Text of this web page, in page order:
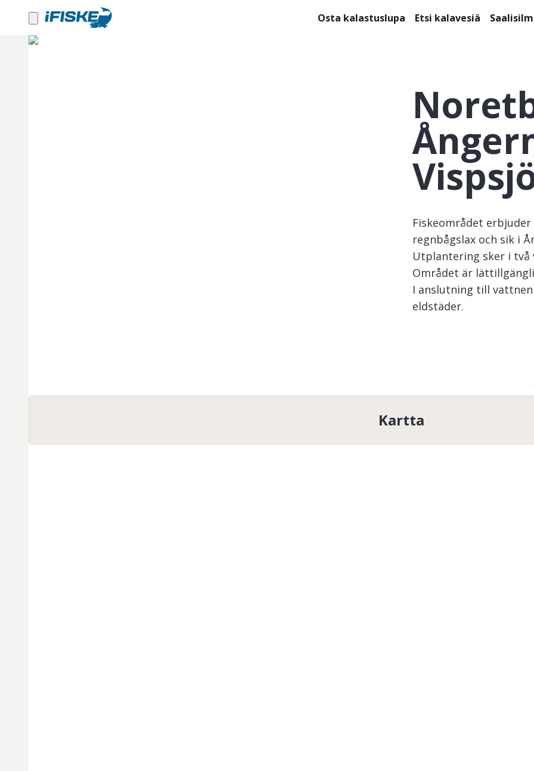
Osta kalastuslupa Etsi kalavesiä
Fiskeområdet
regnbågslax och sik i
Utplantering sker i två
Området är
I anslutning till
eldstäder.
Veneen moottoritiedot
Noretbyarnas FVO tarjoaa
Kartta